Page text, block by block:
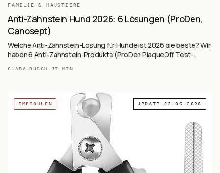
FAMILIE & HAUSTIERE
Anti-Zahnstein Hund 2026: 6 Lösungen (ProDen,
Canosept)
Welche Anti-Zahnstein-Lösung für Hunde ist 2026 die beste? Wir
haben 6 Anti-Zahnstein-Produkte (ProDen PlaqueOff Test-
natürliches Pulver, TIERLIEBHABER Premium-Spray, Stim-U-Dent
Käufer-Reviews ausgewertet — Pulver vs. Spray vs. Ultraschall vs.
Leckerli, mit Wirkmechanismen und Tierarzt-Empfehlungen.
CLARA BUSCH · 17 MIN
EMPFOHLEN UPDATE 03.06.2026